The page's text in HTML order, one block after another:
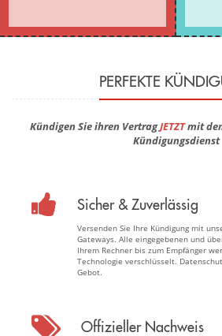
PERFEKTE
Kündigen Sie ihren VertragJETZTmit
Kündigungsdienst
Sicher & Zuverlässig
Versenden Sie Ihre Kündigung mit
Gateways. Alle eingegebenen und
Ihrem Rechner bis zum Empfänger
Technologie verschlüsselt.
Gebot.
Offizieller Nachweis